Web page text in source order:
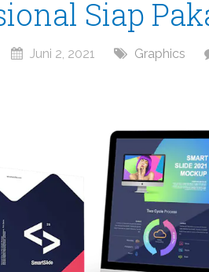
Siap
Juni 2, 2021 Graphics